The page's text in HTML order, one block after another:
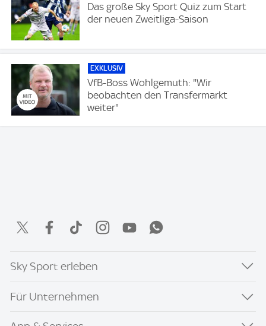
Das große Sky Sport Quiz zum Start
der neuen Zweitliga-Saison
EXKLUSIV
VfB-Boss Wohlgemuth: "Wir
beobachten den Transfermarkt
weiter"
Sky Sport erleben
Für Unternehmen